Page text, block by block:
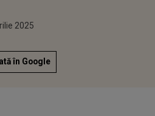
2025
în Google